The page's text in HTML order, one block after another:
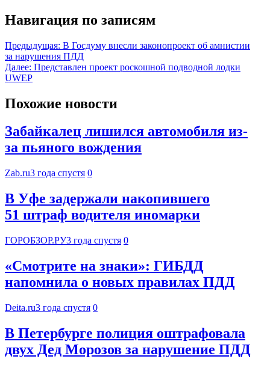
Навигация по записям
Предыдущая: В Госдуму внесли законопроект об амнистии
за нарушения ПДД
Далее: Представлен проект роскошной подводной лодки
UWEP
Похожие новости
Забайкалец лишился автомобиля из-
за пьяного вождения
Zab.ru3 года спустя 0
В Уфе задержали накопившего
51 штраф водителя иномарки
ГОРОБЗОР.РУ3 года спустя 0
«Смотрите на знаки»: ГИБДД
напомнила о новых правилах ПДД
Deita.ru3 года спустя 0
В Петербурге полиция оштрафовала
двух Дед Морозов за нарушение ПДД